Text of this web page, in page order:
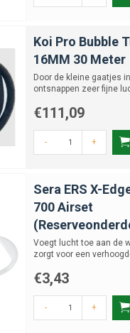
Koi Pro Bubble
16MM 30 Meter
Door de kleine gaatjes
ontsnappen zeer fijne
€111,09
- +
Sera ERS X-
700 Airset
Voegt lucht toe aan de
zorgt voor een
€3,43
- +